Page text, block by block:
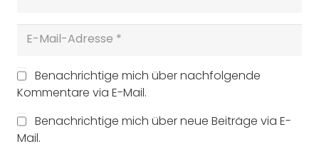
Benachrichtige mich über nachfolgende
Kommentare via E-Mail.
Benachrichtige mich über neue Beiträge via E-
Mail.